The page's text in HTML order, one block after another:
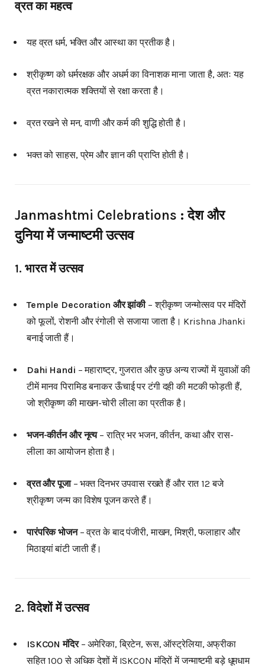
व्रत का महत्व
यह व्रत धर्म, भक्ति और आस्था का प्रतीक है।
श्रीकृष्ण को धर्मरक्षक और अधर्म का विनाशक माना जाता है, अतः यह
व्रत नकारात्मक शक्तियों से रक्षा करता है।
व्रत रखने से मन, वाणी और कर्म की शुद्धि होती है।
भक्त को साहस, प्रेम और ज्ञान की प्राप्ति होती है।
Janmashtmi Celebrations : देश और
दुनिया में जन्माष्टमी उत्सव
1. भारत में उत्सव
Temple Decoration और झांकी– श्रीकृष्ण जन्मोत्सव पर मंदिरों
को फूलों, रोशनी और रंगोली से सजाया जाता है। Krishna Jhanki
बनाई जाती हैं।
Dahi Handi – महाराष्ट्र, गुजरात और कुछ अन्य राज्यों में युवाओं की
टीमें मानव पिरामिड बनाकर ऊँचाई पर टंगी दही की मटकी फोड़ती हैं,
जो श्रीकृष्ण की माखन-चोरी लीला का प्रतीक है।
भजन-कीर्तन और नृत्य– रात्रि भर भजन, कीर्तन, कथा और रास-
लीला का आयोजन होता है।
व्रत और पूजा– भक्त दिनभर उपवास रखते हैं और रात 12 बजे
श्रीकृष्ण जन्म का विशेष पूजन करते हैं।
पारंपरिक भोजन– व्रत के बाद पंजीरी, माखन, मिश्री, फलाहार और
मिठाइयां बांटी जाती हैं।
2. विदेशों में उत्सव
ISKCON मंदिर– अमेरिका, ब्रिटेन, रूस, ऑस्ट्रेलिया, अफ्रीका
सहित 100 से अधिक देशों में ISKCON मंदिरों में जन्माष्टमी बड़े धूमधाम